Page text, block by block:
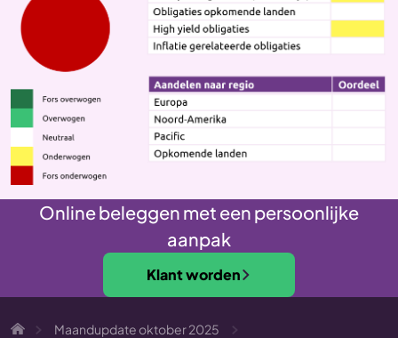
Online beleggen met een persoonlijke
aanpak
Klant worden
Maandupdate oktober 2025